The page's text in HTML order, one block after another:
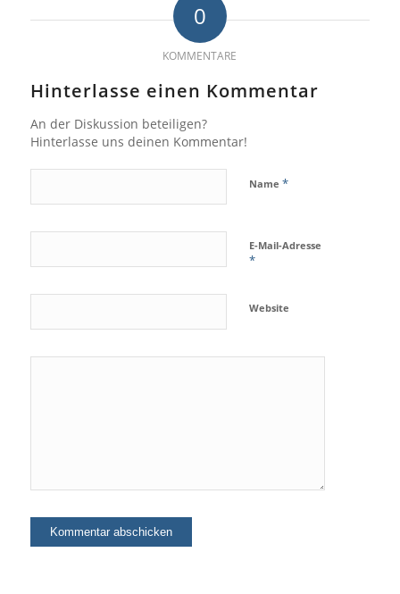
0
KOMMENTARE
Hinterlasse einen Kommentar
An der Diskussion beteiligen?
Hinterlasse uns deinen Kommentar!
Name *
E-Mail-Adresse
*
Website